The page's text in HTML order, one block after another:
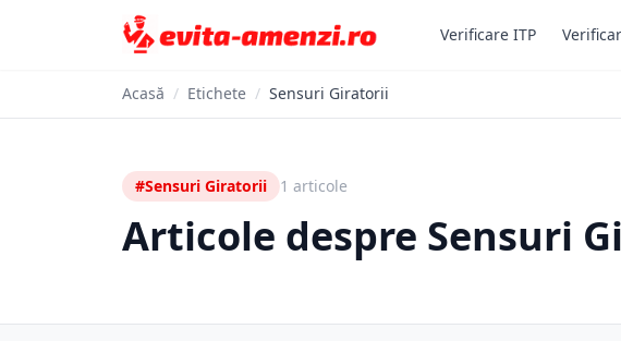
Verificare ITP
Acasă / Etichete / Sensuri Giratorii
#Sensuri Giratorii 1 articole
Articole despre Sensuri